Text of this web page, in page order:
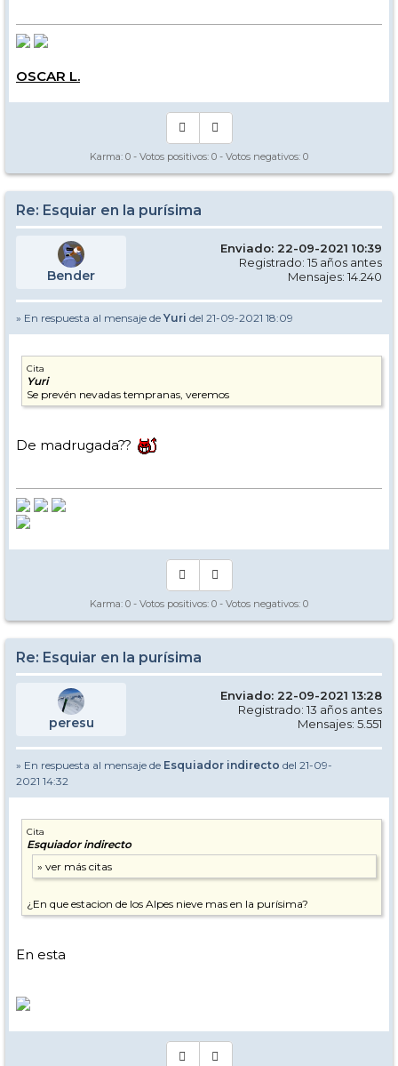
OSCAR L.
Karma: 0 - Votos positivos: 0 - Votos negativos: 0
Re: Esquiar en la purísima
Bender
Enviado: 22-09-2021 10:39
Registrado: 15 años antes
Mensajes: 14.240
» En respuesta al mensaje de Yuri del 21-09-2021 18:09
Cita
Yuri
Se prevén nevadas tempranas, veremos
De madrugada??
Karma: 0 - Votos positivos: 0 - Votos negativos: 0
Re: Esquiar en la purísima
peresu
Enviado: 22-09-2021 13:28
Registrado: 13 años antes
Mensajes: 5.551
» En respuesta al mensaje de Esquiador indirecto del 21-09-
2021 14:32
Cita
Esquiador indirecto
¿En que estacion de los Alpes nieve mas en la purísima?
En esta